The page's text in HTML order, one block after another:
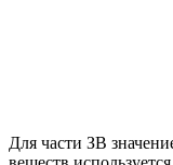
Для части ЗВ